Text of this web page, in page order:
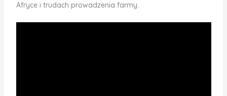
Afryce i trudach prowadzenia farmy.